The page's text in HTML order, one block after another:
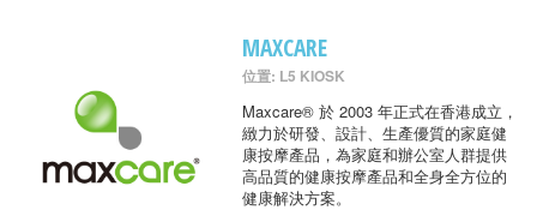
MAXCARE
位置: L5 KIOSK
Maxcare® 於 2003 年正式在香港成立，
緻力於研發、設計、生產優質的家庭健
康按摩產品，為家庭和辦公室人群提供
高品質的健康按摩產品和全身全方位的
健康解決方案。